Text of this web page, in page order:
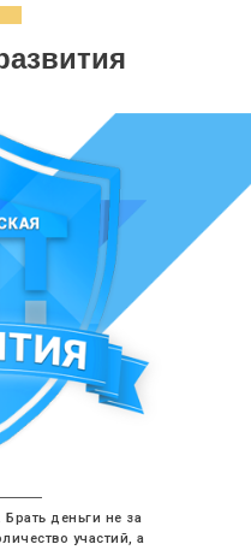
Брать деньги не за
участий, а